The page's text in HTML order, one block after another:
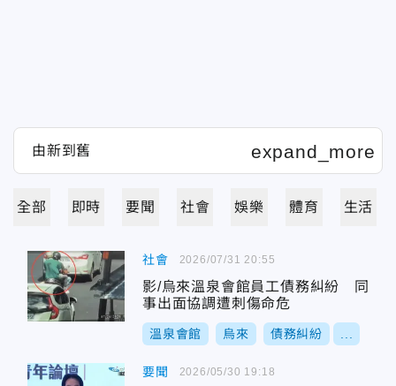
全部 即時 要聞 社會 娛樂 體育 生活
社會
影/烏來溫泉會館員工債務糾紛 同
事出面協調遭刺傷命危
溫泉會館 烏來 債務糾紛
2026/07/31 20:55
要聞 2026/05/30 19:18